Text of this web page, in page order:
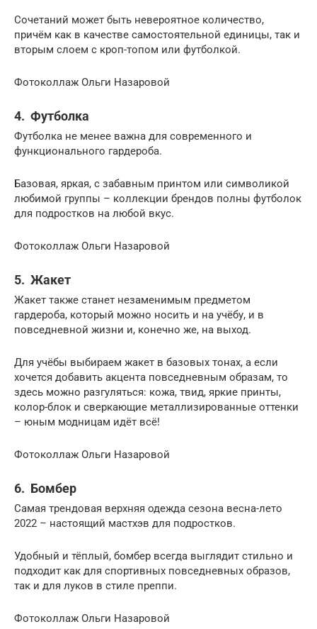
Сочетаний может быть невероятное количество,
причём как в качестве самостоятельной единицы, так и
вторым слоем с кроп-топом или футболкой.
Фотоколлаж Ольги Назаровой
4. Футболка
Футболка не менее важна для современного и
функционального гардероба.
Базовая, яркая, с забавным принтом или символикой
любимой группы – коллекции брендов полны футболок
для подростков на любой вкус.
Фотоколлаж Ольги Назаровой
5. Жакет
Жакет также станет незаменимым предметом
гардероба, который можно носить и на учёбу, и в
повседневной жизни и, конечно же, на выход.
Для учёбы выбираем жакет в базовых тонах, а если
хочется добавить акцента повседневным образам, то
здесь можно разгуляться: кожа, твид, яркие принты,
колор-блок и сверкающие металлизированные оттенки
– юным модницам идёт всё!
Фотоколлаж Ольги Назаровой
6. Бомбер
Самая трендовая верхняя одежда сезона весна-лето
2022 – настоящий мастхэв для подростков.
Удобный и тёплый, бомбер всегда выглядит стильно и
подходит как для спортивных повседневных образов,
так и для луков в стиле преппи.
Фотоколлаж Ольги Назаровой